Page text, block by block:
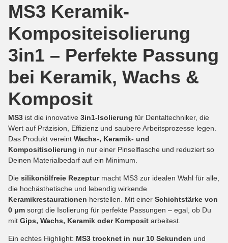
MS3 Keramik-
Kompositeisolierung
3in1 – Perfekte Passung
bei Keramik, Wachs &
Komposit
MS3 ist die innovative 3in1-Isolierung für Dentaltechniker, die
Wert auf Präzision, Effizienz und saubere Arbeitsprozesse legen.
Das Produkt vereint Wachs-, Keramik- und
Kompositisolierung in nur einer Pinselflasche und reduziert so
Deinen Materialbedarf auf ein Minimum.
Die silikonölfreie Rezepturmacht MS3 zur idealen Wahl für alle,
die hochästhetische und lebendig wirkende
Keramikrestaurationen herstellen. Mit einer Schichtstärke von
0 μm sorgt die Isolierung für perfekte Passungen – egal, ob Du
mit Gips, Wachs, Keramik oder Komposit arbeitest.
Ein echtes Highlight: MS3 trocknet in nur 10 Sekunden und